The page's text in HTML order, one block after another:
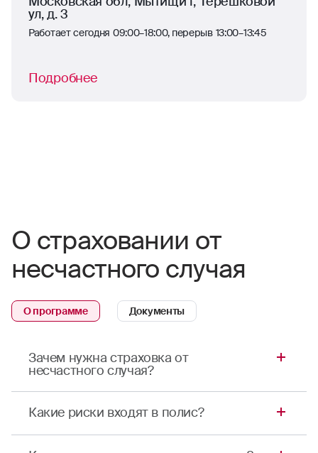
Московская обл, Мытищи г, Терешковой
ул, д. 3
Работает сегодня 09:00–18:00, перерыв 13:00–13:45
Подробнее
О страховании от
несчастного случая
О программе Документы
Зачем нужна страховка от
несчастного случая?
Это программа страхования от несчастных
Какие риски входят в полис?